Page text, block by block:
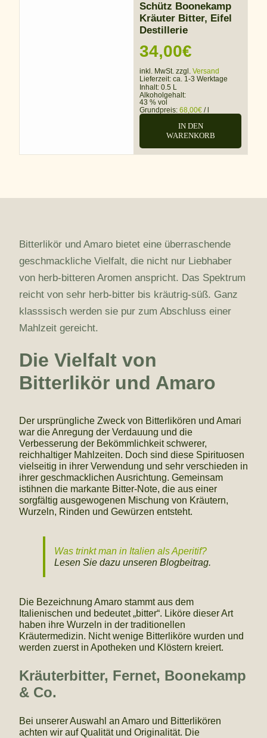
Schütz Boonekamp
Kräuter Bitter, Eifel
Destillerie
34,00€
inkl. MwSt. zzgl. Versand
Lieferzeit: ca. 1-3 Werktage
Inhalt: 0.5 L
Alkoholgehalt:
43 % vol
Grundpreis: 68,00€ /
IN DEN
WARENKORB
Bitterlikör und Amaro bietet eine überraschende
geschmackliche Vielfalt, die nicht nur Liebhaber
von herb-bitteren Aromen anspricht. Das Spektrum
reicht von sehr herb-bitter bis kräutrig-süß. Ganz
klasssisch werden sie pur zum Abschluss einer
Mahlzeit gereicht.
Die Vielfalt von
Bitterlikör und Amaro
Der ursprüngliche Zweck von Bitterlikören und Amari
war die Anregung der Verdauung und die
Verbesserung der Bekömmlichkeit schwerer,
reichhaltiger Mahlzeiten. Doch sind diese Spirituosen
vielseitig in ihrer Verwendung und sehr verschieden in
ihrer geschmacklichen Ausrichtung. Gemeinsam
istihnen die markante Bitter-Note, die aus einer
sorgfältig ausgewogenen Mischung von Kräutern,
Wurzeln, Rinden und Gewürzen entsteht.
Was trinkt man in Italien als Aperitif?
Lesen Sie dazu unseren Blogbeitrag.
Die Bezeichnung Amaro stammt aus dem
Italienischen und bedeutet „bitter“. Liköre dieser Art
haben ihre Wurzeln in der traditionellen
Kräutermedizin. Nicht wenige Bitterliköre wurden und
werden zuerst in Apotheken und Klöstern kreiert.
Kräuterbitter, Fernet, Boonekamp
& Co.
Bei unserer Auswahl an Amaro und Bitterlikören
achten wir auf Qualität und Originalität. Die